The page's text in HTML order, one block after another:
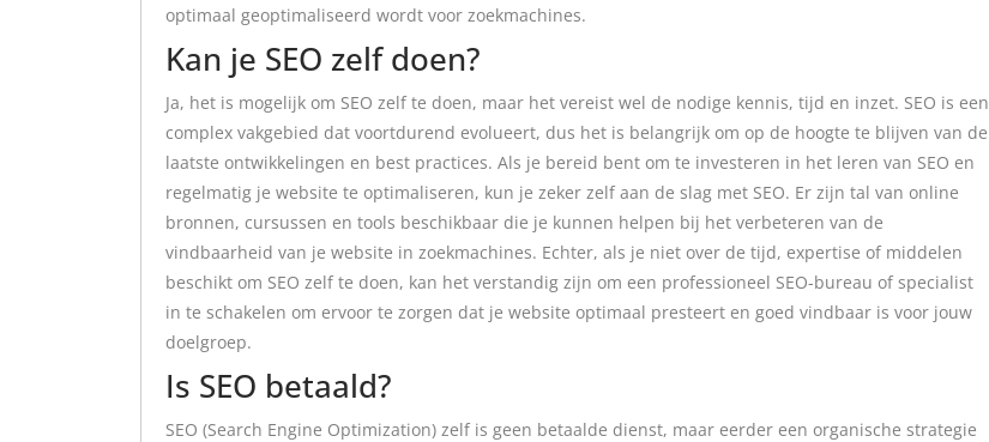
optimaal geoptimaliseerd wordt voor zoekmachines.
Kan je SEO zelf doen?
Ja, het is mogelijk om SEO zelf te doen, maar het vereist wel de nodige kennis, tijd en inzet. SEO is een
complex vakgebied dat voortdurend evolueert, dus het is belangrijk om op de hoogte te blijven van de
laatste ontwikkelingen en best practices. Als je bereid bent om te investeren in het leren van SEO en
regelmatig je website te optimaliseren, kun je zeker zelf aan de slag met SEO. Er zijn tal van online
bronnen, cursussen en tools beschikbaar die je kunnen helpen bij het verbeteren van de
vindbaarheid van je website in zoekmachines. Echter, als je niet over de tijd, expertise of middelen
beschikt om SEO zelf te doen, kan het verstandig zijn om een professioneel SEO-bureau of specialist
in te schakelen om ervoor te zorgen dat je website optimaal presteert en goed vindbaar is voor jouw
doelgroep.
Is SEO betaald?
SEO (Search Engine Optimization) zelf is geen betaalde dienst, maar eerder een organische strategie